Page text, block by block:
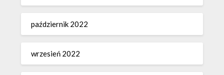
październik 2022
wrzesień 2022